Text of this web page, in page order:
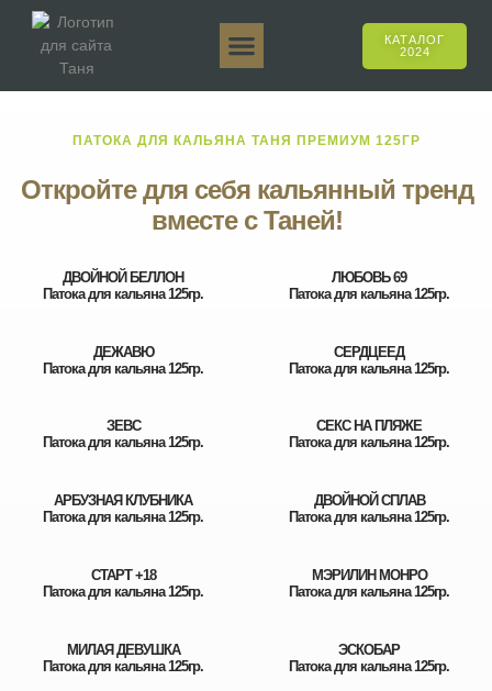
КАТАЛОГ
2024
ПАТОКА ДЛЯ КАЛЬЯНА ТАНЯ ПРЕМИУМ 125ГР
Откройте для себя кальянный тренд
вместе с Таней!
ДВОЙНОЙ БЕЛЛОН
Патока для кальяна 125гр.
ЛЮБОВЬ 69
Патока для кальяна 125гр.
ДЕЖАВЮ
Патока для кальяна 125гр.
СЕРДЦЕЕД
Патока для кальяна 125гр.
ЗЕВС
Патока для кальяна 125гр.
СЕКС НА ПЛЯЖЕ
Патока для кальяна 125гр.
АРБУЗНАЯ КЛУБНИКА
Патока для кальяна 125гр.
ДВОЙНОЙ СПЛАВ
Патока для кальяна 125гр.
СТАРТ +18
Патока для кальяна 125гр.
МЭРИЛИН МОНРО
Патока для кальяна 125гр.
МИЛАЯ ДЕВУШКА
Патока для кальяна 125гр.
ЭСКОБАР
Патока для кальяна 125гр.